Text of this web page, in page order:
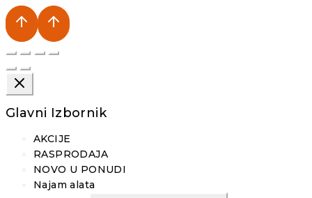
Glavni Izbornik
AKCIJE
RASPRODAJA
NOVO U PONUDI
Najam alata